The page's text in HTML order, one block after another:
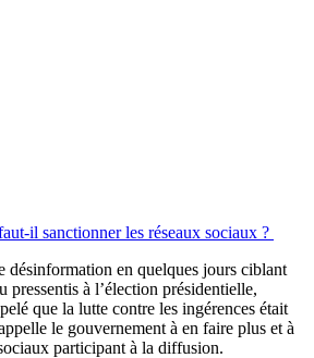
il sanctionner les réseaux sociaux ?
désinformation en quelques jours ciblant
pressentis à l’élection présidentielle,
que la lutte contre les ingérences était
le gouvernement à en faire plus et à
participant à la diffusion.